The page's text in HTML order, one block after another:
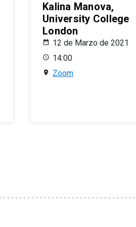
Kalina Manova,
University College
London
12 de Marzo de 2021
14:00
Zoom